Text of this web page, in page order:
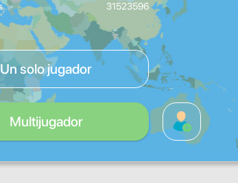
31523596
Un solo jugador
Multijugador